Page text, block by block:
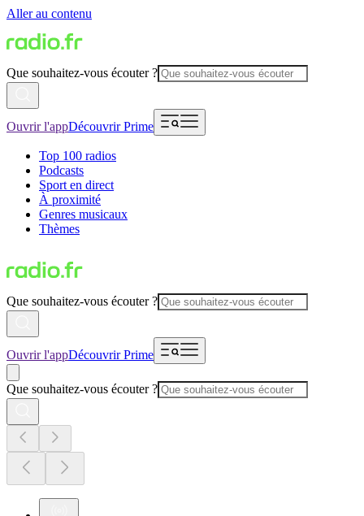
Aller au contenu
Que souhaitez-vous écouter ?
Ouvrir l'appDécouvrir Prime
Top 100 radios
Podcasts
Sport en direct
À proximité
Genres musicaux
Thèmes
Que souhaitez-vous écouter ?
Ouvrir l'appDécouvrir Prime
Que souhaitez-vous écouter ?